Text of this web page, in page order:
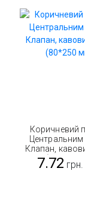
Коричневий
Клапан,
(80*250
7.72 грн.